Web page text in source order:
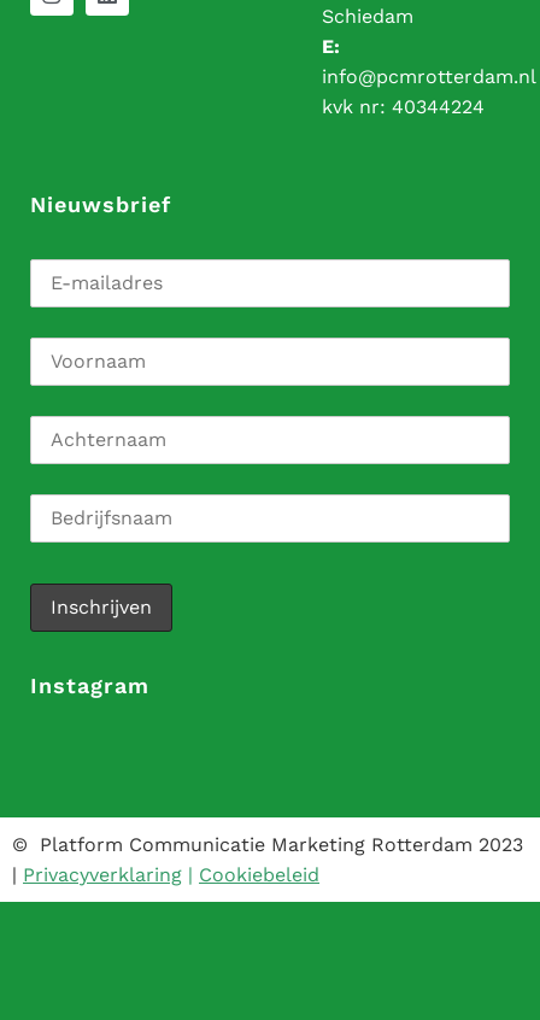
Schiedam
E:
info@pcmrotterdam.nl
kvk nr: 40344224
Nieuwsbrief
Instagram
© Platform Communicatie Marketing Rotterdam 2023
| Privacyverklaring | Cookiebeleid